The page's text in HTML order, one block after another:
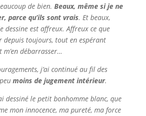
de bien. Beaux, même si je ne
parce qu’ils sont vrais. Et beaux,
dessine est affreux. Affreux ce que
depuis toujours, tout en espérant
débarrasser…
j’ai continué au fil des
moins de jugement intérieur.
dessiné le petit bonhomme blanc, que
mon innocence, ma pureté, ma force